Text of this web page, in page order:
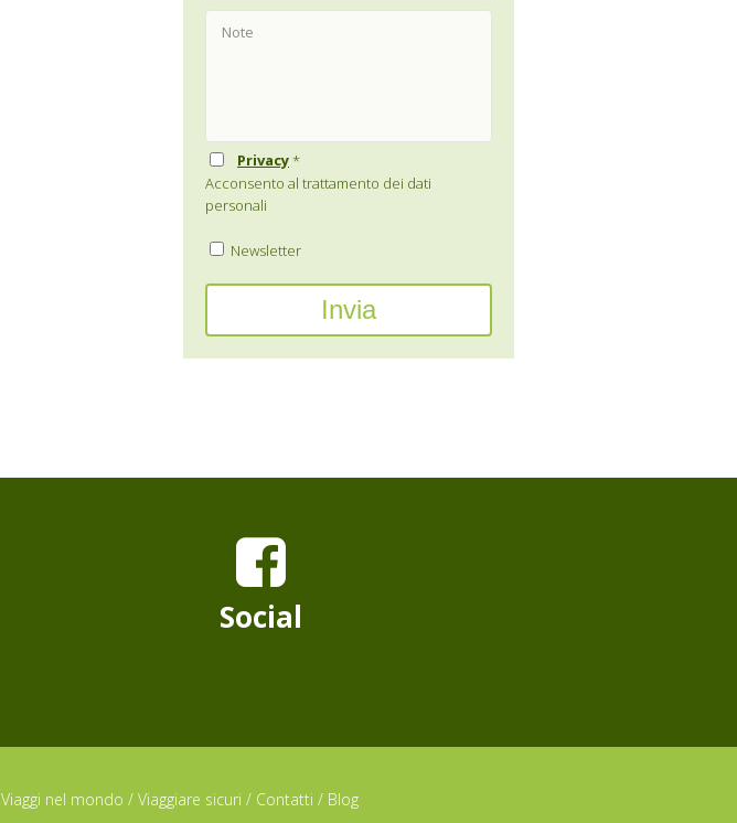
Privacy*
Acconsento al trattamento dei dati
personali
Newsletter
Social
Viaggi nel mondo / Viaggiare sicuri / Contatti / Blog